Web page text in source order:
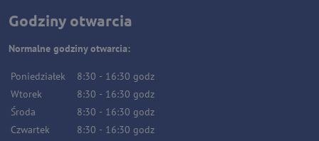
Godziny otwarcia
Normalne godziny otwarcia:
Poniedziałek 8:30 - 16:30 godz
Wtorek
8:30 - 16:30 godz
Środa
8:30 - 16:30 godz
Czwartek
8:30 - 16:30 godz